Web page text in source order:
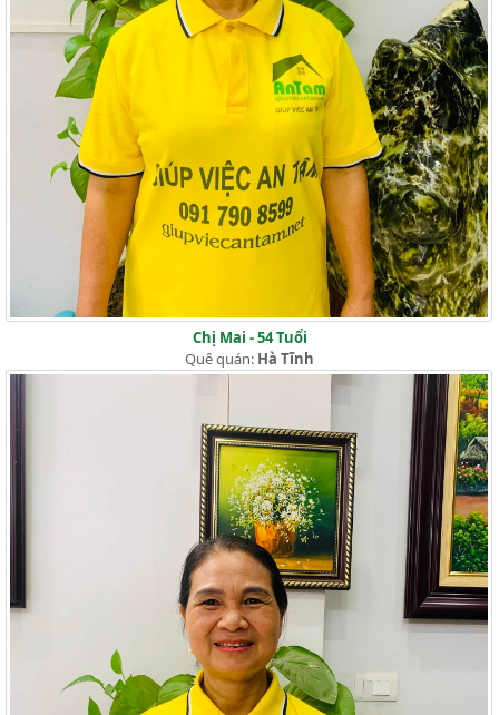
Chị Mai - 54 Tuổi
Quê quán: Hà Tĩnh